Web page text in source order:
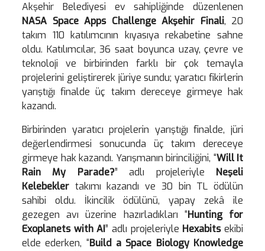
Akşehir Belediyesi ev sahipliğinde düzenlenen
NASA Space Apps Challenge Akşehir Finali, 20
takım 110 katılımcının kıyasıya rekabetine sahne
oldu. Katılımcılar, 36 saat boyunca uzay, çevre ve
teknoloji ve birbirinden farklı bir çok temayla
projelerini geliştirerek jüriye sundu; yaratıcı fikirlerin
yarıştığı finalde üç takım dereceye girmeye hak
kazandı.
Birbirinden yaratıcı projelerin yarıştığı finalde, jüri
değerlendirmesi sonucunda üç takım dereceye
girmeye hak kazandı. Yarışmanın birinciliğini, “Will It
Rain My Parade?” adlı projeleriyle Neşeli
Kelebekler takımı kazandı ve 30 bin TL ödülün
sahibi oldu. İkincilik ödülünü, yapay zekâ ile
gezegen avı üzerine hazırladıkları “Hunting for
Exoplanets with AI” adlı projeleriyle Hexabitsekibi
elde ederken, “Build a Space Biology Knowledge